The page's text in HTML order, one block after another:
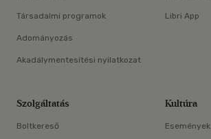
Társadalmi programok
Adományozás
Akadálymentesítési nyilatkozat
Libri App
Szolgáltatás
Boltkereső
Kultúra
Események